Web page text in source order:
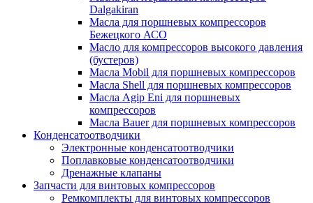
Dalgakiran
Масла для поршневых компрессоров
Бежецкого АСО
Масло для компрессоров высокого давления
(бустеров)
Масла Mobil для поршневых компрессоров
Масла Shell для поршневых компрессоров
Масла Agip Eni для поршневых
компрессоров
Масла Bauer для поршневых компрессоров
Конденсатоотводчики
Электронные конденсатоотводчики
Поплавковые конденсатоотводчики
Дренажные клапаны
Запчасти для винтовых компрессоров
Ремкомплекты для винтовых компрессоров